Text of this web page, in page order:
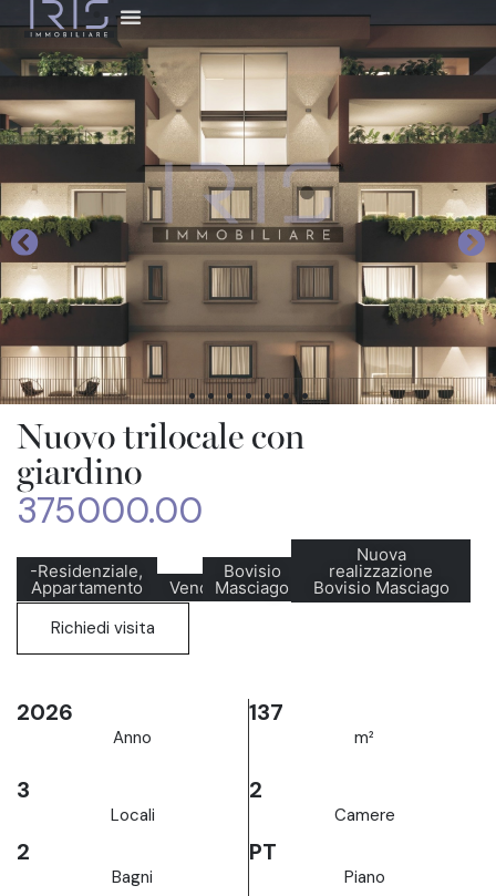
Nuovo trilocale con
giardino
375000.00
-Residenziale,
Appartamento Vendita
Bovisio
Masciago
Nuova
realizzazione
Bovisio Masciago
Richiedi visita
2026
Anno
137
m²
3
Locali
2
Camere
2
Bagni
PT
Piano